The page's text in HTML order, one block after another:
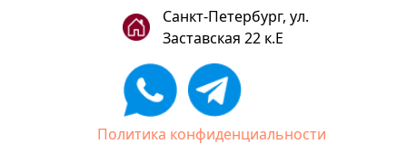
Санкт-Петербург, ул.
Заставская 22 к.Е
Политика конфиденциальности